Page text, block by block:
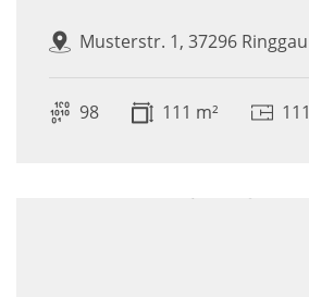
Musterstr. 1, 37296 Ringgau
98 111 m² 111